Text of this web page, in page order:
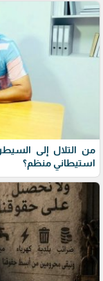
من التلال إلى
استيطاني منظم؟